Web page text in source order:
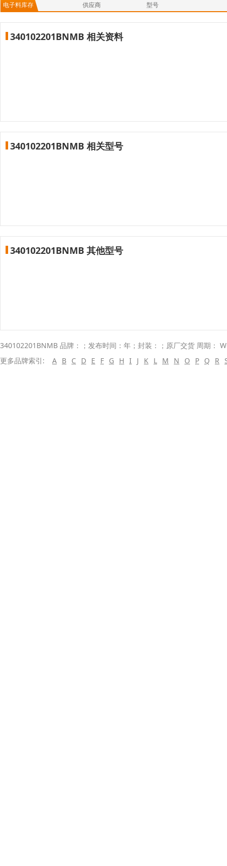
电子料库存 供应商 型号
340102201BNMB 相关资料
340102201BNMB 相关型号
340102201BNMB 其他型号
340102201BNMB 品牌：；发布时间：年；封装：；原厂交货 周期：
更多品牌索引:
A B C D E F G H I J K L M N O P Q R